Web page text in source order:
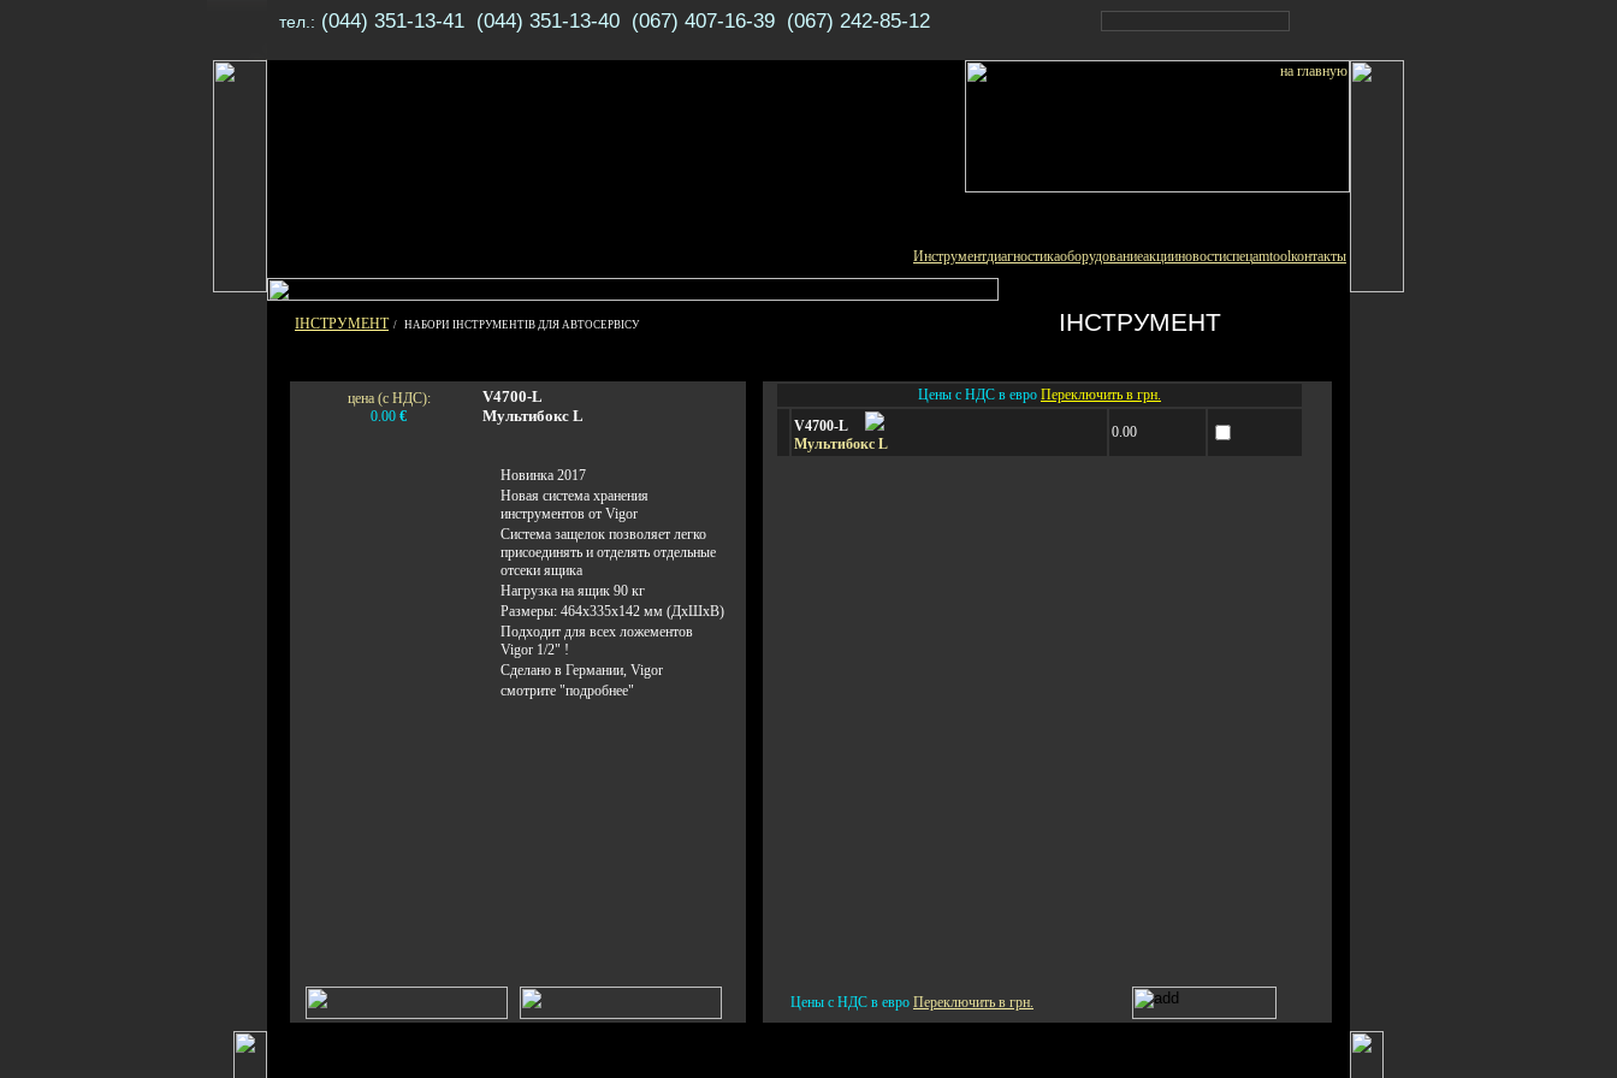
тел.: (044) 351-13-41 (044) 351-13-40 (067) 407-16-39 (067) 242-85-12
Инструментдиагностикаоборудованиеакцииновостиспецamtoolконтакты
ІНСТРУМЕНТ / НАБОРИ ІНСТРУМЕНТІВ ДЛЯ АВТОСЕРВІСУ ІНСТРУМЕНТ
цена (с НДС):
0.00 €
V4700-L
Мультибокс L
Новинка 2017
Новая система хранения
инструментов от Vigor
Система защелок позволяет легко
присоединять и отделять отдельные
отсеки ящика
Нагрузка на ящик 90 кг
Размеры: 464х335х142 мм (ДхШхВ)
Подходит для всех ложементов
Vigor 1/2" !
Сделано в Германии, Vigor
смотрите "подробнее"
Цены с НДС в евро Переключить в грн.
V4700-L
Мультибокс L
0.00
Цены с НДС в евро Переключить в грн.